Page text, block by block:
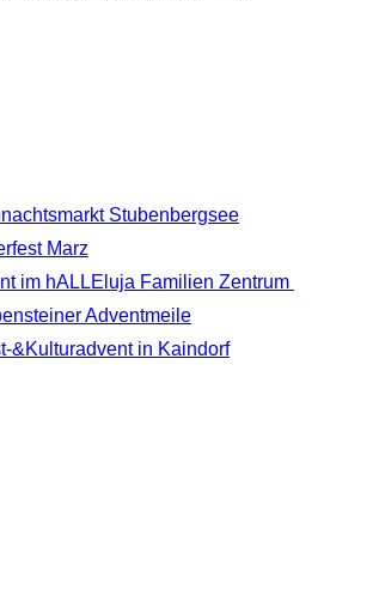
Stubenbergsee
Marz
im hALLEluja Familien Zentrum
Adventmeile
&Kulturadvent in Kaindorf